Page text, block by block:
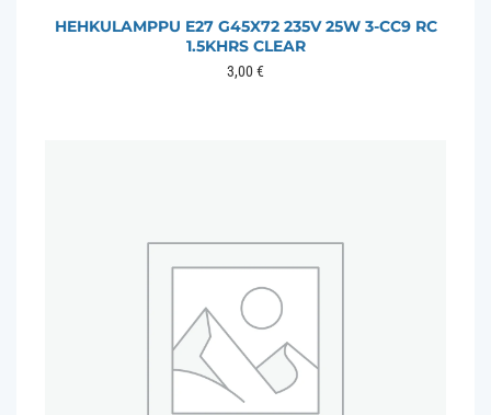
HEHKULAMPPU E27 G45X72 235V 25W 3-CC9 RC
1.5KHRS CLEAR
3,00€